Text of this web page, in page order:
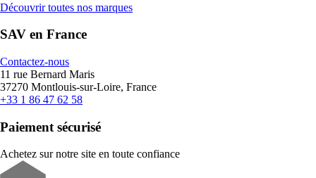
Découvrir toutes nos marques
SAV en France
Contactez-nous
11 rue Bernard Maris
37270 Montlouis-sur-Loire, France
+33 1 86 47 62 58
Paiement sécurisé
Achetez sur notre site en toute confiance